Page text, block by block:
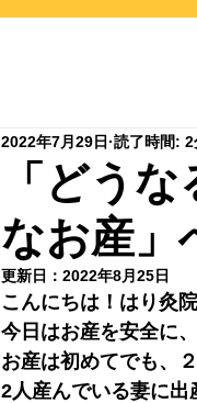
「どう
なお産」
2022年7月29日 読了時間: 2
更新日： 2022年8月25日
こんにちは！はり灸
今日はお産を安全に
お産は初めてでも、
2人産んでいる妻に